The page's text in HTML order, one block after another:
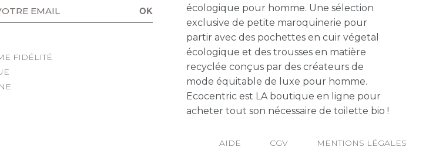
OK
FIDÉLITÉ
écologique pour homme. Une sélection
exclusive de petite maroquinerie pour
partir avec des pochettes en cuir végetal
écologique et des trousses en matière
recyclée conçus par des créateurs de
mode équitable de luxe pour homme.
Ecocentric est LA boutique en ligne pour
acheter tout son nécessaire de toilette bio !
AIDE CGV MENTIONS LÉGALES
en garantissant la conformité avec les réglementations. Personnalisez vos préférences pour